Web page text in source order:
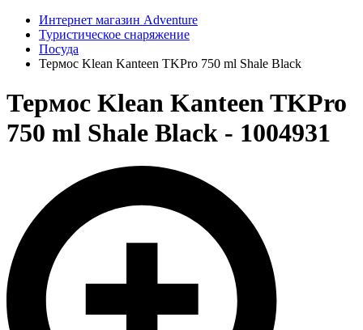
Интернет магазин Adventure
Туристическое снаряжение
Посуда
Термос Klean Kanteen TKPro 750 ml Shale Black
Термос Klean Kanteen TKPro
750 ml Shale Black - 1004931